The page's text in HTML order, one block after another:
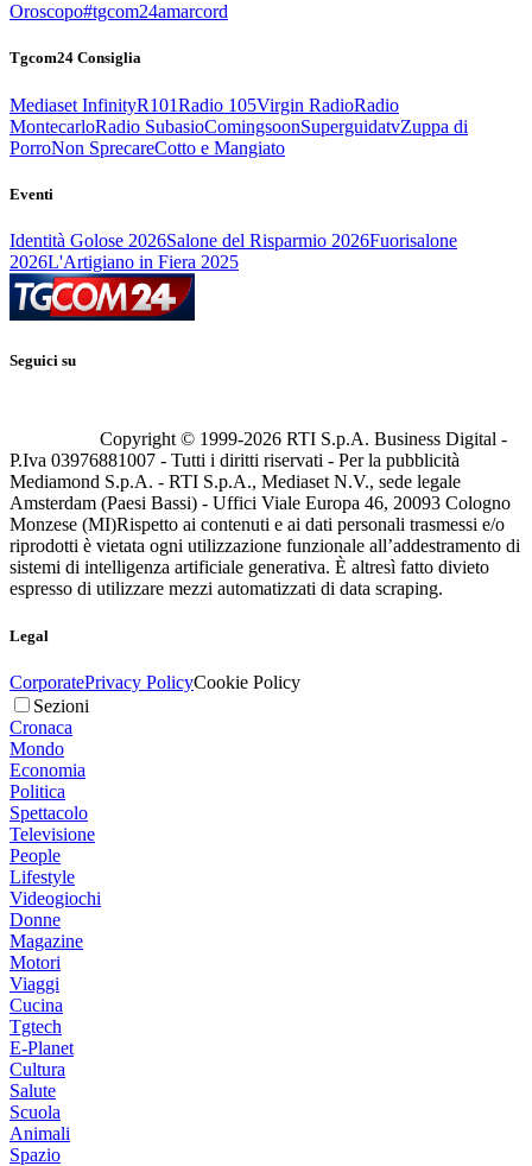
Oroscopo#tgcom24amarcord
Tgcom24 Consiglia
Mediaset InfinityR101Radio 105Virgin RadioRadio
MontecarloRadio SubasioComingsoonSuperguidatvZuppa di
PorroNon SprecareCotto e Mangiato
Eventi
Identità Golose 2026Salone del Risparmio 2026Fuorisalone
2026L'Artigiano in Fiera 2025
Seguici su
Copyright © 1999-2026 RTI S.p.A. Business Digital -
P.Iva 03976881007 - Tutti i diritti riservati - Per la pubblicità
Mediamond S.p.A. - RTI S.p.A., Mediaset N.V., sede legale
Amsterdam (Paesi Bassi) - Uffici Viale Europa 46, 20093 Cologno
Monzese (MI)Rispetto ai contenuti e ai dati personali trasmessi e/o
riprodotti è vietata ogni utilizzazione funzionale all’addestramento di
sistemi di intelligenza artificiale generativa. È altresì fatto divieto
espresso di utilizzare mezzi automatizzati di data scraping.
Legal
CorporatePrivacy PolicyCookie Policy
Sezioni
Cronaca
Mondo
Economia
Politica
Spettacolo
Televisione
People
Lifestyle
Videogiochi
Donne
Magazine
Motori
Viaggi
Cucina
Tgtech
E-Planet
Cultura
Salute
Scuola
Animali
Spazio